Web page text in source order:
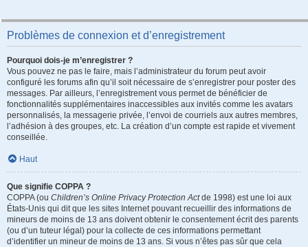
Problèmes de connexion et d’enregistrement
Pourquoi dois-je m’enregistrer ?
Vous pouvez ne pas le faire, mais l’administrateur du forum peut avoir
configuré les forums afin qu’il soit nécessaire de s’enregistrer pour poster des
messages. Par ailleurs, l’enregistrement vous permet de bénéficier de
fonctionnalités supplémentaires inaccessibles aux invités comme les avatars
personnalisés, la messagerie privée, l’envoi de courriels aux autres membres,
l’adhésion à des groupes, etc. La création d’un compte est rapide et vivement
conseillée.
Haut
Que signifie COPPA ?
COPPA (ou Children’s Online Privacy Protection Actde 1998) est une loi aux
États-Unis qui dit que les sites Internet pouvant recueillir des informations de
mineurs de moins de 13 ans doivent obtenir le consentement écrit des parents
(ou d’un tuteur légal) pour la collecte de ces informations permettant
d’identifier un mineur de moins de 13 ans. Si vous n’êtes pas sûr que cela